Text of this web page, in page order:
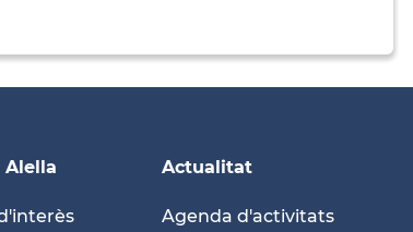
Alella Actualitat
Agenda d'activitats